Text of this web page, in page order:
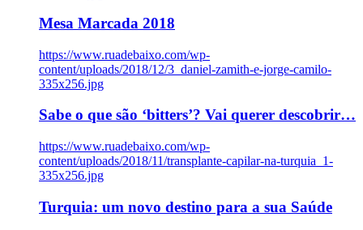
Mesa Marcada 2018
https://www.ruadebaixo.com/wp-
content/uploads/2018/12/3_daniel-zamith-e-jorge-camilo-
335x256.jpg
Sabe o que são ‘bitters’? Vai querer descobrir…
https://www.ruadebaixo.com/wp-
content/uploads/2018/11/transplante-capilar-na-turquia_1-
335x256.jpg
Turquia: um novo destino para a sua Saúde